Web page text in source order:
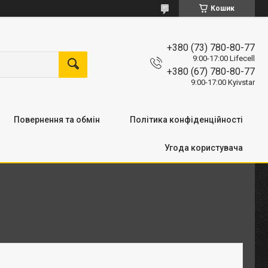
Кошик
+380 (73) 780-80-77
9:00-17:00 Lifecell
+380 (67) 780-80-77
9:00-17:00 Kyivstar
Повернення та обмін Політика конфіденційності
Угода користувача